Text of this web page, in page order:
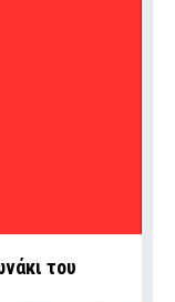
του